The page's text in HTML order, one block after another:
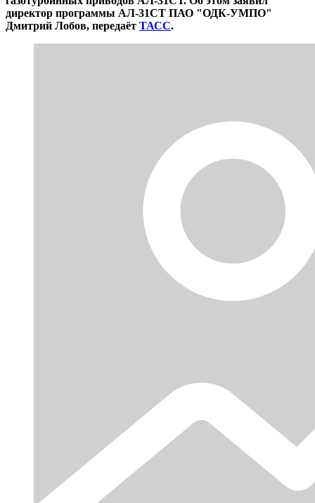
директор программы АЛ-31СТ ПАО "ОДК-УМПО"
Дмитрий Лобов, передаёт ТАСС.